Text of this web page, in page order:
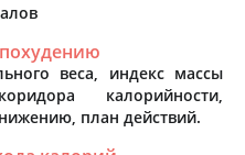
веса, индекс массы
калорийности,
план действий.